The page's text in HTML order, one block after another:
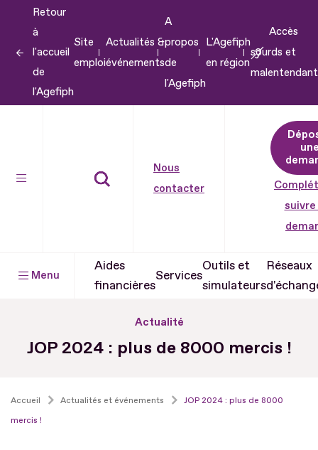
contenu
Retour
à
l'accueil
de
l'Agefiph
Site
emploi
Actualités &
événements
A
propos
de
l'Agefiph
L'Agefiph
en région
Accès
sourds et
Nous
contacter
suivre
Menu
Aides
financières
Services
Outils et
simulateurs
Réseaux
Actualité
JOP 2024 : plus de 8000 mercis !
Accueil Actualités et événements
JOP 2024 : plus de 8000
mercis !